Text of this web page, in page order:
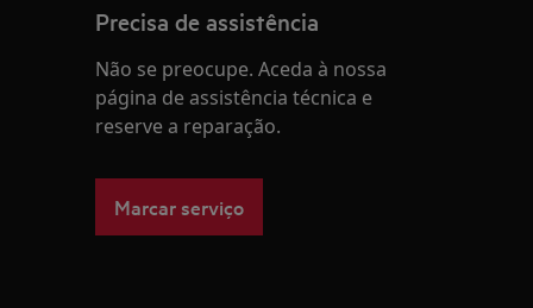
Precisa de assistência
Não se preocupe. Aceda à nossa
página de assistência técnica e
reserve a reparação.
Marcar serviço